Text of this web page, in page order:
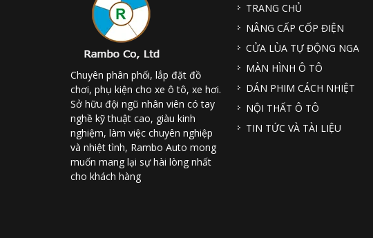
Chuyên phân phối, lắp đặt đồ
chơi, phụ kiện cho xe ô tô, xe hơi.
Sở hữu đội ngũ nhân viên có tay
nghề kỹ thuật cao, giàu kinh
nghiệm, làm việc chuyên nghiệp
và nhiệt tình, Rambo Auto mong
muốn mang lại sự hài lòng nhất
cho khách hàng
TRANG CHỦ
NÂNG CẤP CỐP ĐIỆN
CỬA LÙA TỰ ĐỘNG NGA
MÀN HÌNH Ô TÔ
DÁN PHIM CÁCH NHIỆT
NỘI THẤT Ô TÔ
TIN TỨC VÀ TÀI LIỆU